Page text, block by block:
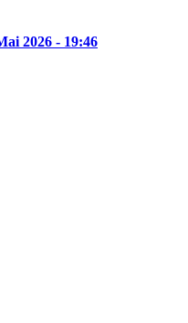
2026 - 19:46